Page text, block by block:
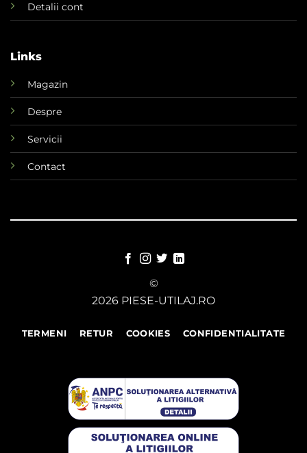
Detalii cont
Links
Magazin
Despre
Servicii
Contact
©
2026 PIESE-UTILAJ.RO
TERMENI RETUR COOKIES CONFIDENTIALITATE